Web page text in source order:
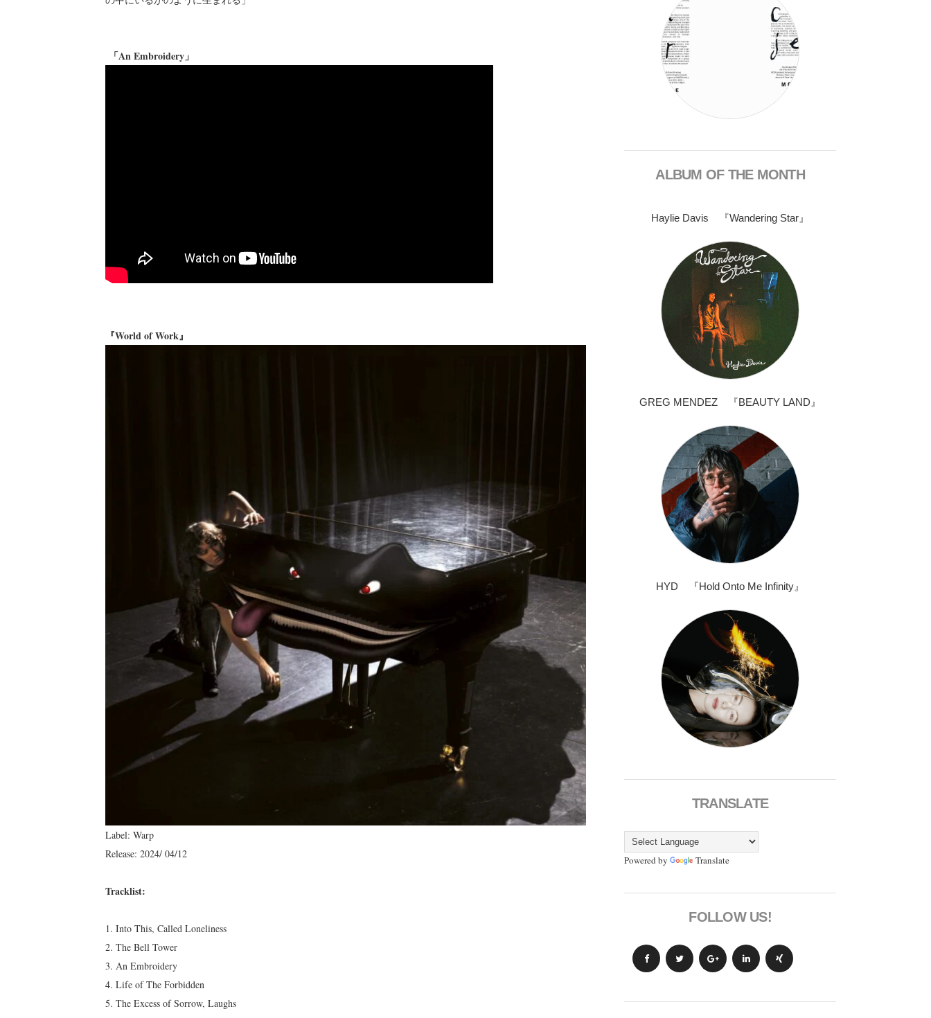
「An Embroidery」
『World of Work』
Label: Warp
Release: 2024/ 04/12
Tracklist:
1. Into This, Called Loneliness
2. The Bell Tower
3. An Embroidery
4. Life of The Forbidden
5. The Excess of Sorrow, Laughs
ALBUM OF THE MONTH
Haylie Davis 『Wandering Star』
GREG MENDEZ 『BEAUTY LAND』
HYD 『Hold Onto Me Infinity』
TRANSLATE
Powered by Translate
FOLLOW US!